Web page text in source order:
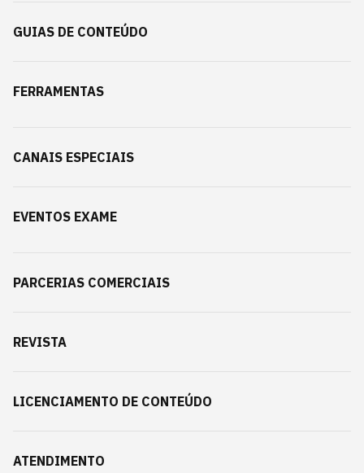
GUIAS DE CONTEÚDO
FERRAMENTAS
CANAIS ESPECIAIS
EVENTOS EXAME
PARCERIAS COMERCIAIS
REVISTA
LICENCIAMENTO DE CONTEÚDO
ATENDIMENTO